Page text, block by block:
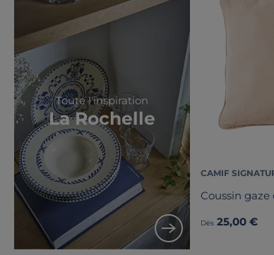
Toute l'inspiration
La Rochelle
CAMIF
Coussin
Dès 25,00 €